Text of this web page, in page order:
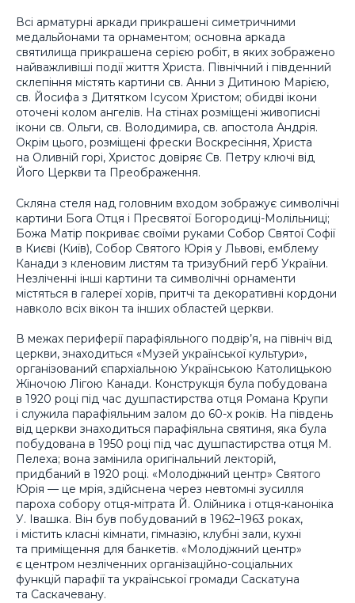
Всі арматурні аркади прикрашені симетричними
медальйонами та орнаментом; основна аркада
святилища прикрашена серією робіт, в яких зображено
найважливіші події життя Христа. Північний і південний
склепіння містять картини св. Анни з Дитиною Марією,
св. Йосифа з Дитятком Ісусом Христом; обидві ікони
оточені колом ангелів. На стінах розміщені живописні
ікони св. Ольги, св. Володимира, св. апостола Андрія.
Окрім цього, розміщені фрески Воскресіння, Христа
на Оливній горі, Христос довіряє Св. Петру ключі від
Його Церкви та Преображення.
Скляна стеля над головним входом зображує символічні
картини Бога Отця і Пресвятої Богородиці-Молільниці;
Божа Матір покриває своїми руками Собор Святої Софії
в Києві (Київ), Собор Святого Юрія у Львові, емблему
Канади з кленовим листям та тризубний герб України.
Незліченні інші картини та символічні орнаменти
містяться в галереї хорів, притчі та декоративні кордони
навколо всіх вікон та інших областей церкви.
В межах периферії парафіяльного подвір’я, на північ від
церкви, знаходиться «Музей української культури»,
організований єпархіальною Українською Католицькою
Жіночою Лігою Канади. Конструкція була побудована
в 1920 році під час душпастирства отця Романа Крупи
і служила парафіяльним залом до 60-х років. На південь
від церкви знаходиться парафіяльна святиня, яка була
побудована в 1950 році під час душпастирства отця М.
Пелеха; вона замінила оригінальний лекторій,
придбаний в 1920 році. «Молодіжний центр» Святого
Юрія — це мрія, здійснена через невтомні зусилля
пароха собору отця-мітрата Й. Олійника і отця-каноніка
У. Івашка. Він був побудований в 1962–1963 роках,
і містить класні кімнати, гімназію, клубні зали, кухні
та приміщення для банкетів. «Молодіжний центр»
є центром незліченних організаційно-соціальних
функцій парафії та української громади Саскатуна
та Саскачевану.